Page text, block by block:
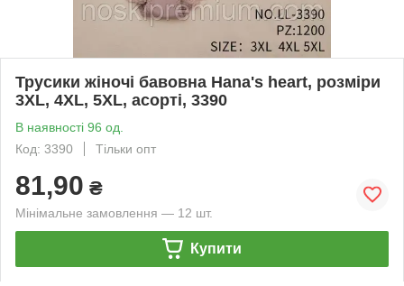
Трусики жіночі бавовна Hana's heart, розміри
3XL, 4XL, 5XL, асорті, 3390
В наявності 96 од.
Код: 3390
Тільки опт
81,90 ₴
Мінімальне замовлення — 12 шт.
Купити